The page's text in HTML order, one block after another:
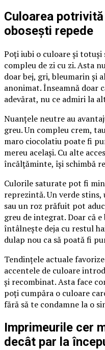
Culoarea
obosești repede
Poți iubi o culoare și
compleu de zi cu zi. Asta
doar bej, gri, bleumarin și
anonimat. Înseamnă doar
adevărat, nu ce admiri la
Nuanțele neutre au
greu. Un compleu crem,
maro ciocolatiu poate fi
mereu același. Cu alte
încălțăminte, își schimbă
Culorile saturate pot fi
reprezintă. Un verde
sau un roz prăfuit pot
greu de integrat. Doar că e
întâlnește deja cu restul
dulap nou ca să poată fi
Tendințele actuale
accentele de culoare
și recombinat. Asta face
poți cumpăra o culoare
fără să te condamne la o
Imprimeurile cer
decât par la